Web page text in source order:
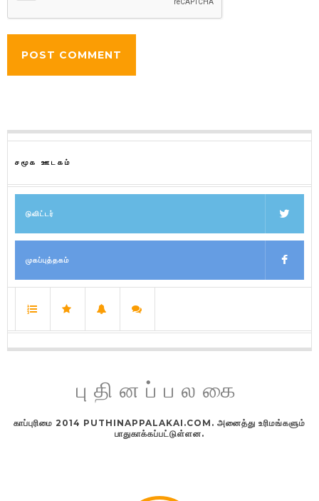
சமூக ஊடகம்
டுவிட்டர்
முகப்புத்தகம்
புதினப்பலகை
காப்புரிமை 2014 PUTHINAPPALAKAI.COM. அனைத்து உரிமங்களும்
பாதுகாக்கப்பட்டுள்ளன.